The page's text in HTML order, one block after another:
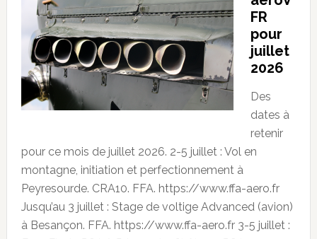
FR
pour
juillet
2026
Des
dates à
retenir
pour ce mois de juillet 2026. 2-5 juillet : Vol en
montagne, initiation et perfectionnement à
Peyresourde. CRA10. FFA. https://www.ffa-aero.fr
Jusqu’au 3 juillet : Stage de voltige Advanced (avion)
à Besançon. FFA. https://www.ffa-aero.fr 3-5 juillet :